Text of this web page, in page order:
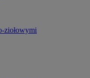
ziołowymi